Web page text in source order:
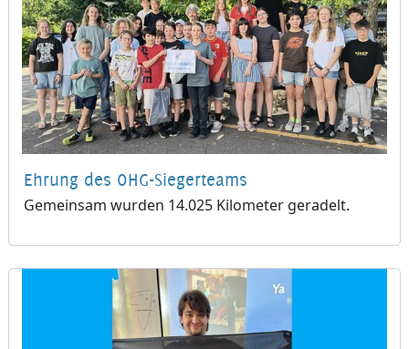
Ehrung des OHG-Siegerteams
Gemeinsam wurden 14.025 Kilometer geradelt.